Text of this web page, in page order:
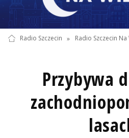
Radio Szczecin » Radio Szczecin
Przybywa